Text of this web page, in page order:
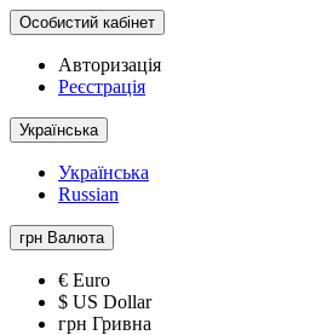
Особистий кабінет
Авторизація
Реєстрація
Українська
Українська
Russian
грн Валюта
€ Euro
$ US Dollar
грн Гривна